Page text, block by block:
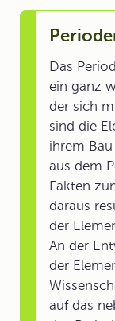
Das
ein ganz
der sich
sind die
ihrem
aus dem
Fakten
daraus
der
An der
der
auf das